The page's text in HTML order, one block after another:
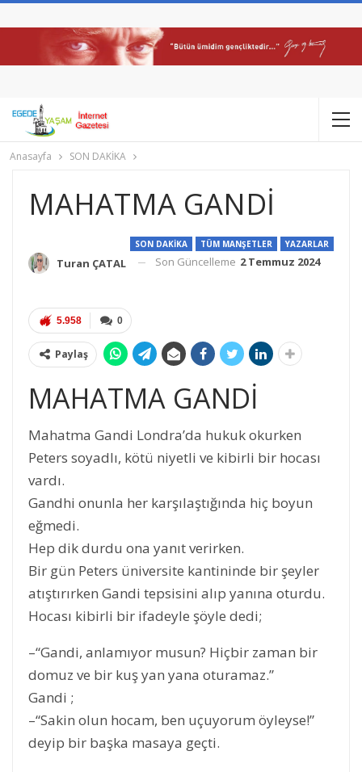
Anasayfa SON DAKİKA
MAHATMA GANDİ
SON DAKİKA TÜM MANŞETLER YAZARLAR
Turan ÇATAL Son Güncelleme 2 Temmuz 2024
0
5.958
Paylaş
MAHATMA GANDİ
Mahatma Gandi Londra’da hukuk okurken
Peters soyadlı, kötü niyetli ve kibirli bir hocası
vardı.
Gandhi onunla her karşılaştığında hiç boyun
eğmedi.
Hep dik durdu ona yanıt verirken.
Bir gün Peters üniversite kantininde bir şeyler
atıştırırken Gandi tepsisini alıp yanına oturdu.
Hocası kibirli bir ifadeyle şöyle dedi;
–“Gandi, anlamıyor musun? Hiçbir zaman bir
domuz ve bir kuş yan yana oturamaz.”
Gandi ;
–“Sakin olun hocam, ben uçuyorum öyleyse!”
deyip bir başka masaya geçti.